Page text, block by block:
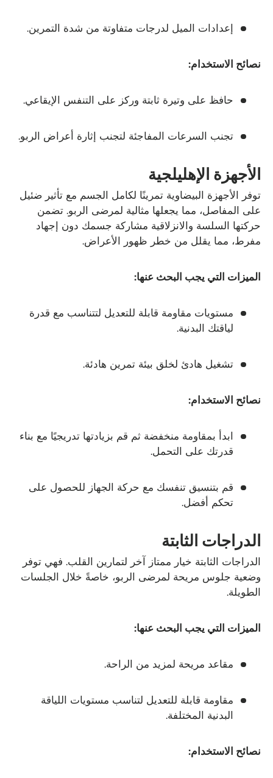
إعدادات الميل لدرجات متفاوتة من شدة التمرين.
نصائح الاستخدام:
حافظ على وتيرة ثابتة وركز على التنفس الإيقاعي.
تجنب السرعات المفاجئة لتجنب إثارة أعراض الربو.
الأجهزة الإهليلجية
توفر الأجهزة البيضاوية تمرينًا لكامل الجسم مع تأثير ضئيل
على المفاصل، مما يجعلها مثالية لمرضى الربو. تضمن
حركتها السلسة والانزلاقية مشاركة جسمك دون إجهاد
مفرط، مما يقلل من خطر ظهور الأعراض.
الميزات التي يجب البحث عنها:
مستويات مقاومة قابلة للتعديل لتتناسب مع قدرة
لياقتك البدنية.
تشغيل هادئ لخلق بيئة تمرين هادئة.
نصائح الاستخدام:
ابدأ بمقاومة منخفضة ثم قم بزيادتها تدريجيًا مع بناء
قدرتك على التحمل.
قم بتنسيق تنفسك مع حركة الجهاز للحصول على
تحكم أفضل.
الدراجات الثابتة
الدراجات الثابتة خيار ممتاز آخر لتمارين القلب. فهي توفر
وضعية جلوس مريحة لمرضى الربو، خاصةً خلال الجلسات
الطويلة.
الميزات التي يجب البحث عنها:
مقاعد مريحة لمزيد من الراحة.
مقاومة قابلة للتعديل لتناسب مستويات اللياقة
البدنية المختلفة.
نصائح الاستخدام: